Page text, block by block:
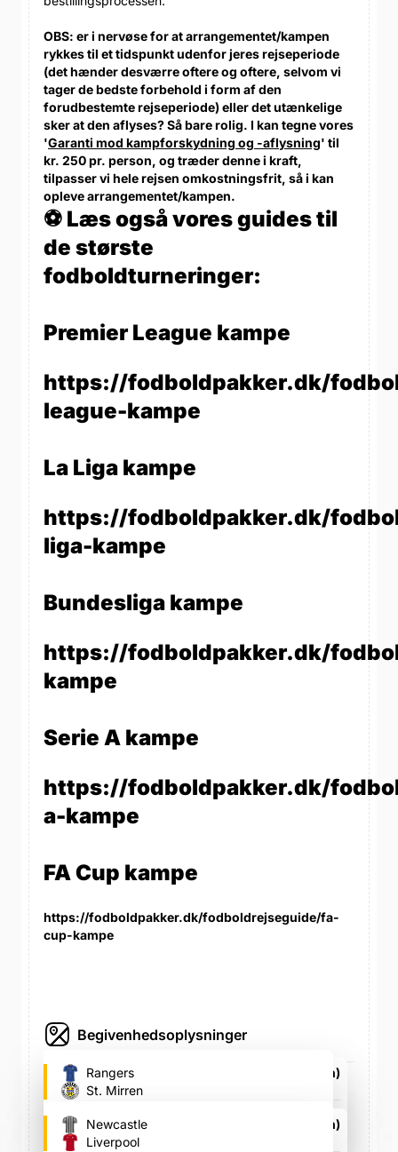
OBS: er i nervøse for at arrangementet/kampen
rykkes til et tidspunkt udenfor jeres rejseperiode
(det hænder desværre oftere og oftere, selvom vi
tager de bedste forbehold i form af den
forudbestemte rejseperiode) eller det utænkelige
sker at den aflyses? Så bare rolig. I kan tegne vores
'Garanti mod kampforskydning og -aflysning' til
kr. 250 pr. person, og træder denne i kraft,
tilpasser vi hele rejsen omkostningsfrit, så i kan
opleve arrangementet/kampen.
⚽ Læs også vores guides til
de største
fodboldturneringer:
Premier League kampe
https://fodboldpakker.dk/
league-kampe
La Liga kampe
https://fodboldpakker.dk/
liga-kampe
Bundesliga kampe
https://fodboldpakker.dk/
kampe
Serie A kampe
https://fodboldpakker.dk/
a-kampe
FA Cup kampe
https://fodboldpakker.dk/fodboldrejseguide/fa-
cup-kampe
Begivenhedsoplysninger
Ibrox Stadium (Rangers FC's fodboldstadion)
150 Edmiston Drive, 150 Edmiston Drive
Rangers
St. Mirren
St. James' Park (Newcastle's fodboldstadion)
St. James&apos; Street, St. James&apos; Street
Newcastle
Liverpool